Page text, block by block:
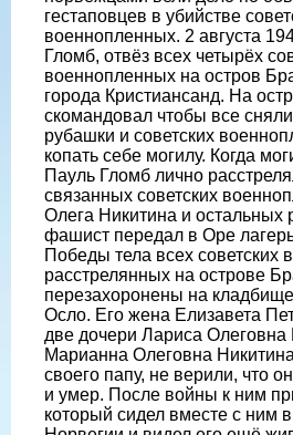
гестаповцев в убийстве
военнопленных. 2 августа
Гломб, отвёз всех четырёх
военнопленных на остров
города Кристиансанд. На
скомандовал чтобы все сняли
рубашки и советских
копать себе могилу. Когда
Пауль Гломб лично
связанных советских
Олега Никитина и остальных
фашист передал в Оре
Победы тела всех советских
расстрелянных на острове
перезахоронены на
Осло. Его жена Елизавета
две дочери Лариса Олеговна
Марианна Олеговна
своего папу, не верили, что
и умер. После войны к ним
который сидел вместе с ним